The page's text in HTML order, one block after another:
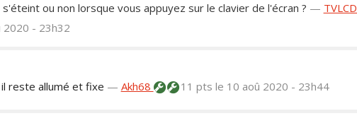
ou non lorsque vous appuyez sur le clavier de l'écran ? — TVLCD
2020 - 23h32
reste allumé et fixe — Akh68 11 pts le 10 aoû 2020 - 23h44